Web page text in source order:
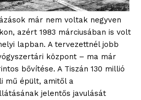
már nem voltak negyven
azért 1983 márciusában is volt
lapban. A tervezettnél jobb
központ – ma már
bővítése. A Tiszán 130 millió
mű épült, amitől a
jelentős javulását